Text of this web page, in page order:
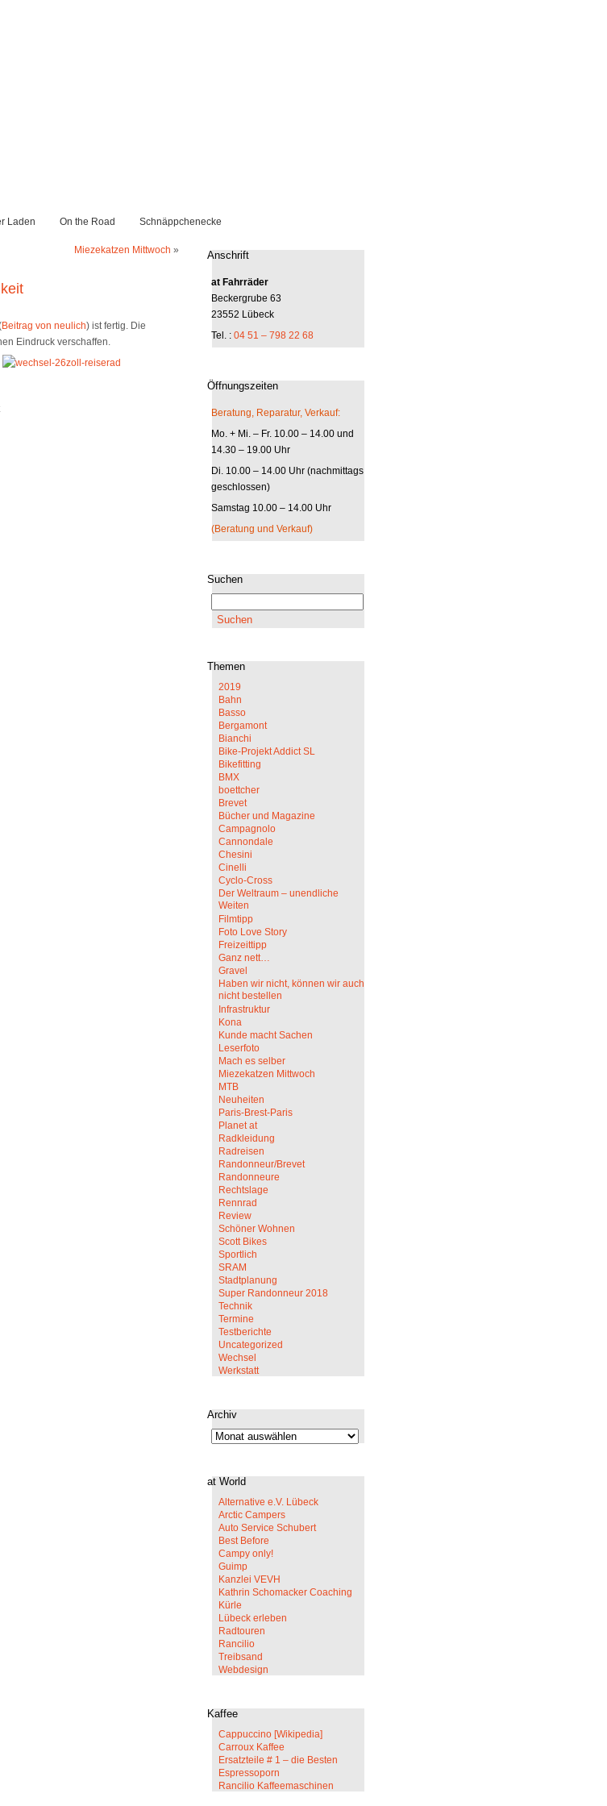
Laden On the Road Schnäppchenecke
Miezekatzen Mittwoch »
Beitrag von neulich) ist fertig. Die
Eindruck verschaffen.
Anschrift
at Fahrräder
Beckergrube 63
23552 Lübeck
Tel. : 04 51 – 798 22 68
Öffnungszeiten
Beratung, Reparatur, Verkauf:
Mo. + Mi. – Fr. 10.00 – 14.00 und
14.30 – 19.00 Uhr
Di. 10.00 – 14.00 Uhr (nachmittags
geschlossen)
Samstag 10.00 – 14.00 Uhr
(Beratung und Verkauf)
Suchen
Themen
2019
Bahn
Basso
Bergamont
Bianchi
Bike-Projekt Addict SL
Bikefitting
BMX
boettcher
Brevet
Bücher und Magazine
Campagnolo
Cannondale
Chesini
Cinelli
Cyclo-Cross
Der Weltraum – unendliche
Weiten
Filmtipp
Foto Love Story
Freizeittipp
Ganz nett…
Gravel
Haben wir nicht, können wir auch
nicht bestellen
Infrastruktur
Kona
Kunde macht Sachen
Leserfoto
Mach es selber
Miezekatzen Mittwoch
MTB
Neuheiten
Paris-Brest-Paris
Planet at
Radkleidung
Radreisen
Randonneur/Brevet
Randonneure
Rechtslage
Rennrad
Review
Schöner Wohnen
Scott Bikes
Sportlich
SRAM
Stadtplanung
Super Randonneur 2018
Technik
Termine
Testberichte
Uncategorized
Wechsel
Werkstatt
Archiv
Archiv
at World
Alternative e.V. Lübeck
Arctic Campers
Auto Service Schubert
Best Before
Campy only!
Guimp
Kanzlei VEVH
Kathrin Schomacker Coaching
Kürle
Lübeck erleben
Radtouren
Rancilio
Treibsand
Webdesign
Kaffee
Cappuccino [Wikipedia]
Carroux Kaffee
Ersatzteile # 1 – die Besten
Espressoporn
Rancilio Kaffeemaschinen